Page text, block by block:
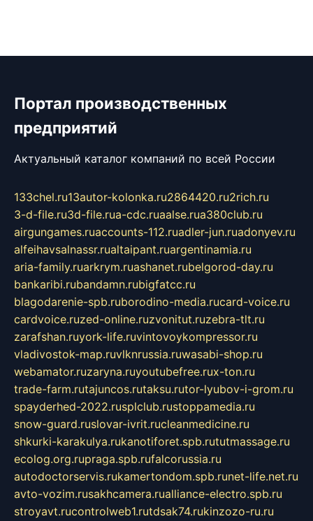
Портал производственных
предприятий
Актуальный каталог компаний по всей России
133chel.ru13autor-kolonka.ru2864420.ru2rich.ru
3-d-file.ru3d-file.rua-cdc.ruaalse.rua380club.ru
airgungames.ruaccounts-112.ruadler-jun.ruadonyev.ru
alfeihavsalnassr.rualtaipant.ruargentinamia.ru
aria-family.ruarkrym.ruashanet.rubelgorod-day.ru
bankaribi.rubandamn.rubigfatcc.ru
blagodarenie-spb.ruborodino-media.rucard-voice.ru
cardvoice.ruzed-online.ruzvonitut.ruzebra-tlt.ru
zarafshan.ruyork-life.ruvintovoykompressor.ru
vladivostok-map.ruvlknrussia.ruwasabi-shop.ru
webamator.ruzaryna.ruyoutubefree.rux-ton.ru
trade-farm.rutajuncos.rutaksu.rutor-lyubov-i-grom.ru
spayderhed-2022.rusplclub.rustoppamedia.ru
snow-guard.ruslovar-ivrit.rucleanmedicine.ru
shkurki-karakulya.rukanotiforet.spb.rututmassage.ru
ecolog.org.rupraga.spb.rufalcorussia.ru
autodoctorservis.rukamertondom.spb.runet-life.net.ru
avto-vozim.rusakhcamera.rualliance-electro.spb.ru
stroyavt.rucontrolweb1.rutdsak74.rukinzozo-ru.ru